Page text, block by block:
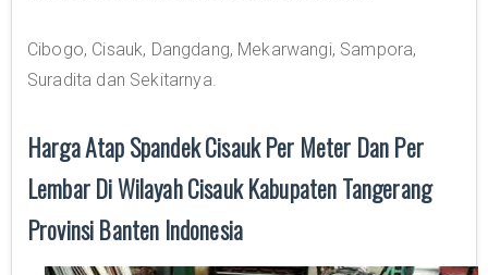
Cibogo, Cisauk, Dangdang, Mekarwangi, Sampora,
Suradita dan Sekitarnya.
Harga Atap Spandek Cisauk Per Meter Dan Per
Lembar Di Wilayah Cisauk Kabupaten Tangerang
Provinsi Banten Indonesia